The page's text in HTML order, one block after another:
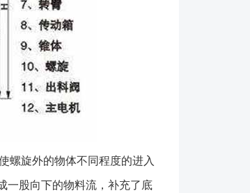
0.61.5φ715×1569250DSH-
0.50.50.4-
220.4-
0.67.5φ2040×37602300DSH-
12120.4-
0.630φ3442×65406600DSH-
旋外的物体不同程度的进入
一股向下的物料流，补充了底